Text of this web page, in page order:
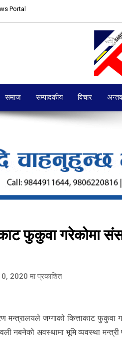
Portal
समाज सम्पादकीय विचार
फुकुवा गरेकोमा
2020 मा प्रकाशित
मन्त्रालयले जग्गाको कित्ताकाट
नबनेको अवस्थामा भूमि व्यवस्था मन्त्री